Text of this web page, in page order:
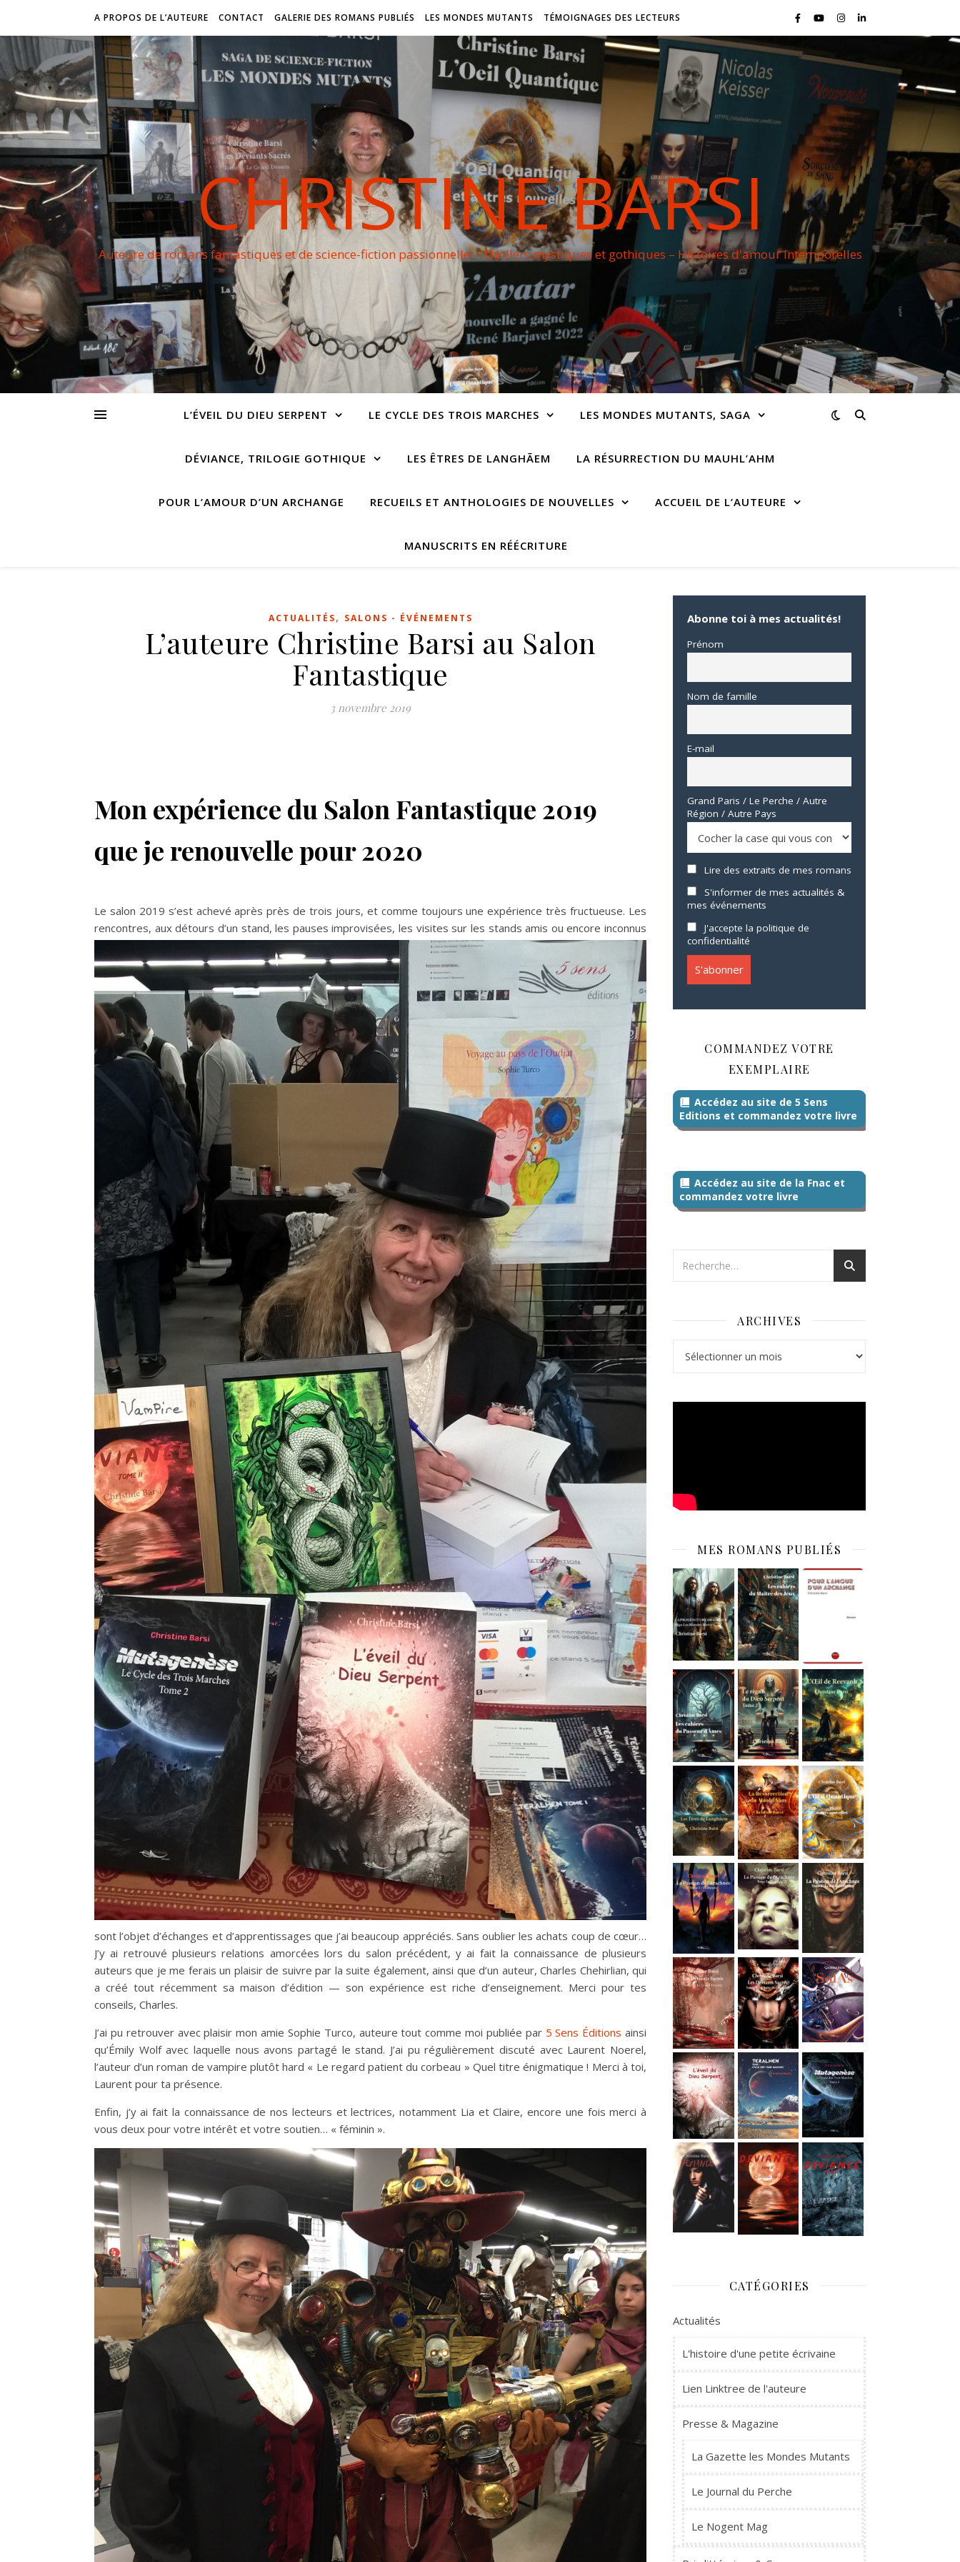
A PROPOS DE L’AUTEURE CONTACT GALERIE DES ROMANS PUBLIÉS LES MONDES MUTANTS TÉMOIGNAGES DES LECTEURS
CHRISTINE BARSI
Auteure de romans fantastiques et de science-fiction passionnelle – Thrillers mystiques et gothiques – Histoires d'amour intemporelles
L’ÉVEIL DU DIEU SERPENT LE CYCLE DES TROIS MARCHES LES MONDES MUTANTS, SAGA
DÉVIANCE, TRILOGIE GOTHIQUE LES ÊTRES DE LANGHÃEM LA RÉSURRECTION DU MAUHL’AHM
POUR L’AMOUR D’UN ARCHANGE RECUEILS ET ANTHOLOGIES DE NOUVELLES ACCUEIL DE L’AUTEURE
MANUSCRITS EN RÉÉCRITURE
ACTUALITÉS, SALONS - ÉVÉNEMENTS
L’auteure Christine Barsi au Salon
Fantastique
3 novembre 2019
Mon expérience du Salon Fantastique 2019
que je renouvelle pour 2020
Le salon 2019 s’est achevé après près de trois jours, et comme toujours une expérience très fructueuse. Les
rencontres, aux détours d’un stand, les pausesimprovisées, les visites sur les stands amis ou encore inconnus
sont l’objet d’échanges et d’apprentissages que j’ai beaucoup appréciés. Sans oublier les achats coup de cœur…
J’y ai retrouvé plusieurs relations amorcées lors du salon précédent, y ai fait la connaissance de plusieurs
auteurs que je me ferais un plaisir de suivre par la suite également, ainsi que d’un auteur, Charles Chehirlian, qui
a créé tout récemment sa maison d’édition — son expérience est riche d’enseignement. Merci pour tes
conseils, Charles.
J’ai pu retrouver avec plaisir mon amie Sophie Turco, auteure tout comme moi publiée par 5 Sens Éditions ainsi
qu’Émily Wolf avec laquelle nous avons partagé le stand. J’ai pu régulièrement discuté avec Laurent Noerel,
l’auteur d’un roman de vampire plutôt hard « Le regard patient du corbeau » Quel titre énigmatique ! Merci à toi,
Laurent pour ta présence.
Enfin, j’y ai fait la connaissance de nos lecteurs et lectrices, notamment Lia et Claire, encore une fois merci à
vous deux pour votre intérêt et votre soutien… « féminin ».
Abonne toi à mes actualités!
Prénom
Nom de famille
E-mail
Grand Paris / Le Perche / Autre
Région / Autre Pays
Lire des extraits de mes romans
S'informer de mes actualités &
mes événements
J'accepte la politique de
confidentialité
COMMANDEZ VOTRE
EXEMPLAIRE
Accédez au site de 5 Sens
Editions et commandez votre livre
Accédez au site de la Fnac et
commandez votre livre
ARCHIVES
MES ROMANS PUBLIÉS
CATÉGORIES
Actualités
L'histoire d'une petite écrivaine
Lien Linktree de l'auteure
Presse & Magazine
La Gazette les Mondes Mutants
Le Journal du Perche
Le Nogent Mag